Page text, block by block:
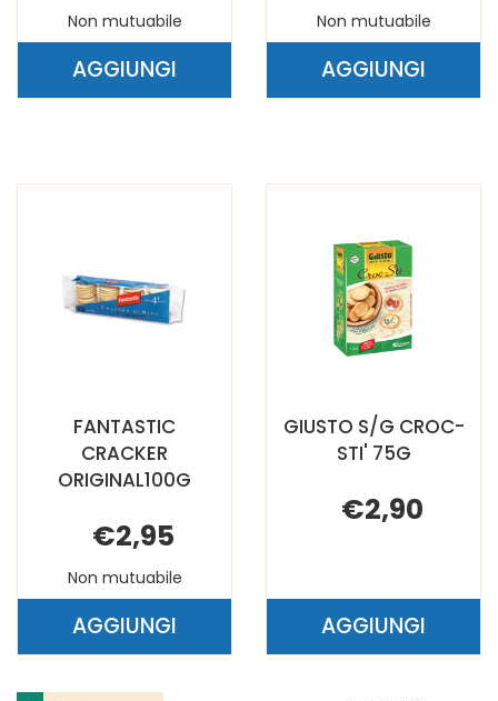
Non mutuabile
AGGIUNGIAGGIUNGI FANTASTIC
Non mutuabile
AGGIUNGIAGGIUNGI
FANTASTIC
CRACKER
ORIGINAL100G
€2,95
Non mutuabile
AGGIUNGIAGGIUNGI FANTASTIC
GIUSTO S/G CROC-
STI' 75G
€2,90
AGGIUNGIAGGIUNGI